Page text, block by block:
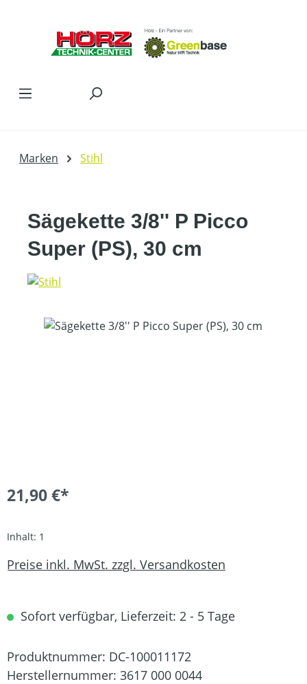
Marken Stihl
Sägekette 3/8'' P Picco
Super (PS), 30 cm
Bildergalerie überspringen
21,90 €*
Inhalt: 1
Preise inkl. MwSt. zzgl. Versandkosten
Sofort verfügbar, Lieferzeit: 2 - 5 Tage
Produktnummer: DC-100011172
Herstellernummer: 3617 000 0044